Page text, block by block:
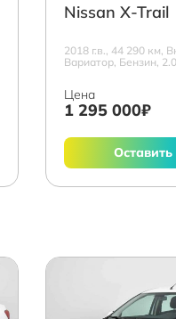
Nissan X-Trail
2018 г.в., 44 290 км,
Вариатор, Бензин,
Цена
1 295 000₽
Оставить